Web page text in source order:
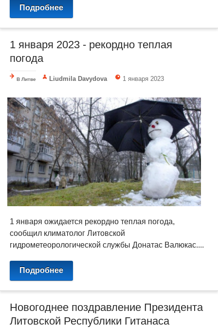
Подробнее
1 января 2023 - рекордно теплая
погода
В Литве Liudmila Davydova 1 января 2023
1 января ожидается рекордно теплая погода,
сообщил климатолог Литовской
гидрометеорологической службы Донатас Валюкас....
Подробнее
Новогоднее поздравление Президента
Литовской Республики Гитанаса